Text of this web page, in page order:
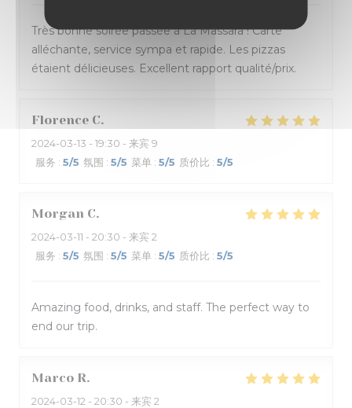
Très bonne soirée passée à La Massara ! Carte
alléchante, service sympa et rapide. Les pizzas
étaient délicieuses. Excellent rapport qualité/prix.
Florence C
2024-03-13 - 19:30 - 来宾 9
服务 : 5/5 氛围 : 5/5 菜单 : 5/5 质价比 : 5/5
Morgan C
2024-03-11 - 20:30 - 来宾 2
服务 : 5/5 氛围 : 5/5 菜单 : 5/5 质价比 : 5/5
Amazing food, drinks, and staff. The perfect way to
end our trip.
Marco R
2024-03-12 - 20:30 - 来宾 2